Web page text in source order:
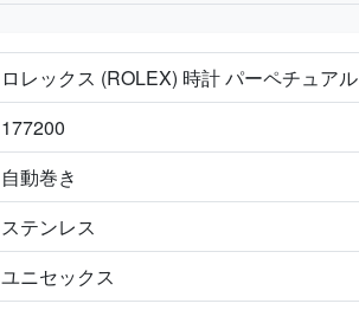
ロレックス (ROLEX) 時計 パーペチュアル
177200
自動巻き
ステンレス
ユニセックス